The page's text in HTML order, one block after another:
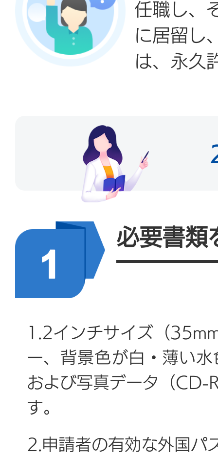
任職し、
に居留し
は、永久
必要書類
1.2インチサイズ（
ー、背景色が白・薄い
および写真データ（CD-
す。
2.申請者の有効な外国パ